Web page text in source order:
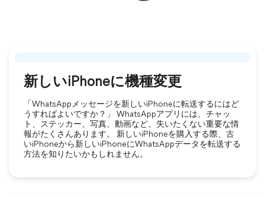
新しいiPhoneに機種変更
「WhatsAppメッセージを新しいiPhoneに転送するにはど
うすればよいですか？」 WhatsAppアプリには、チャッ
ト、ステッカー、写真、動画など、失いたくない重要な情
報がたくさんあります。 新しいiPhoneを購入する際、古
いiPhoneから新しいiPhoneにWhatsAppデータを転送する
方法を知りたいかもしれません。